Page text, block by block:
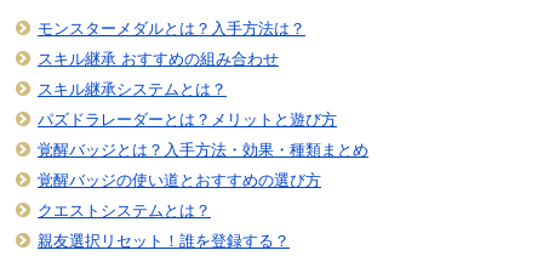
モンスターメダルとは？入手方法は？
スキル継承 おすすめの組み合わせ
スキル継承システムとは？
パズドラレーダーとは？メリットと遊び方
覚醒バッジとは？入手方法・効果・種類まとめ
覚醒バッジの使い道とおすすめの選び方
クエストシステムとは？
親友選択リセット！誰を登録する？